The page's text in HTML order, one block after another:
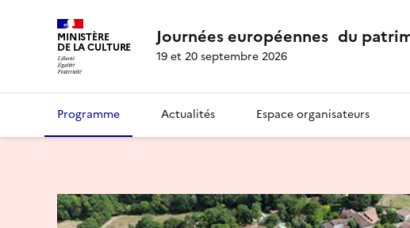
MINISTÈRE
DE LA CULTURE Journées européennes du
19 et 20 septembre 2026
Programme Actualités Espace organisateurs